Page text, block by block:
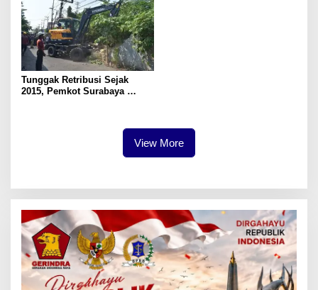
Tunggak Retribusi Sejak
2015, Pemkot Surabaya
View More